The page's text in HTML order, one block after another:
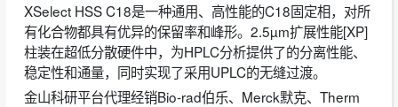
XSelect HSS C18是一种通用、高性能的C18固定相，对所
有化合物都具有优异的保留率和峰形。2.5µm扩展性能[XP]
柱装在超低分散硬件中，为HPLC分析提供了的分离性能、
稳定性和通量，同时实现了采用UPLC的无缝过渡。
金山科研平台代理经销Bio-rad伯乐、Merck默克、Therm